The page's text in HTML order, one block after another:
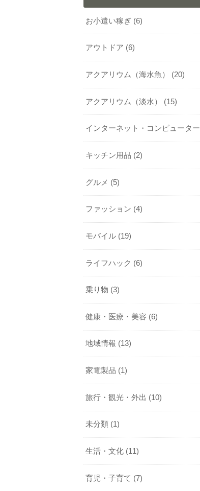
お小遣い稼ぎ (6)
アウトドア (6)
アクアリウム（海水魚） (20)
アクアリウム（淡水） (15)
インターネット・コンピューター
キッチン用品 (2)
グルメ (5)
ファッション (4)
モバイル (19)
ライフハック (6)
乗り物 (3)
健康・医療・美容 (6)
地域情報 (13)
家電製品 (1)
旅行・観光・外出 (10)
未分類 (1)
生活・文化 (11)
育児・子育て (7)